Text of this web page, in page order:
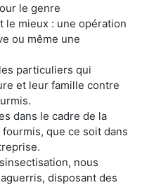
le genre
mieux : une opération
ou même une
particuliers qui
et leur famille contre
dans le cadre de la
que ce soit dans
nous
disposant des